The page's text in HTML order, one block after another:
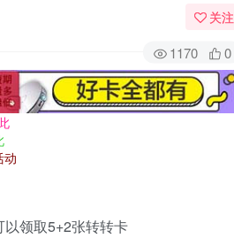
关注
1170 0
动
领取5+2张转转卡